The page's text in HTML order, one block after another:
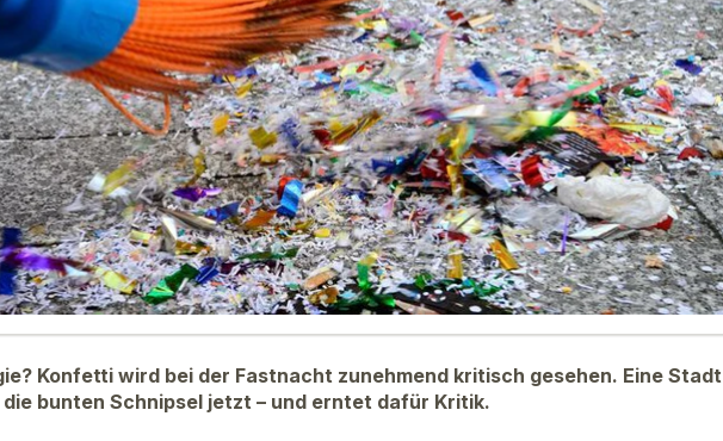
Konfetti wird bei der Fastnacht zunehmend kritisch gesehen. Eine Stadt
bunten Schnipsel jetzt – und erntet dafür Kritik.